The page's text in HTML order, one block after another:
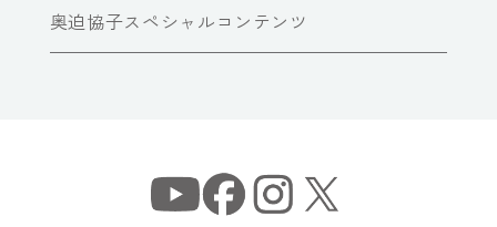
奥迫協子スペシャルコンテンツ